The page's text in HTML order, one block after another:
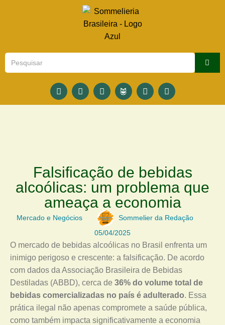
Falsificação de bebidas
alcoólicas: um problema que
ameaça a economia
Mercado e Negócios
Sommelier da Redação
05/04/2025
O mercado de bebidas alcoólicas no Brasil enfrenta um
inimigo perigoso e crescente: a falsificação. De acordo
com dados da Associação Brasileira de Bebidas
Destiladas (ABBD), cerca de 36% do volume total de
bebidas comercializadas no país é adulterado. Essa
prática ilegal não apenas compromete a saúde pública,
como também impacta significativamente a economia